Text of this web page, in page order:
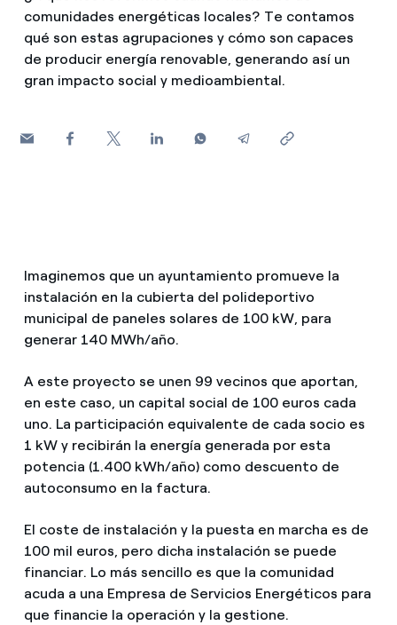
¿Cómo ver mis facturas de Endesa?
¿Cómo cambiar el titular del contrato?
¿Has recibido una oferta para cambiar de
Ofertas para autónomos y Pymes
Climatización
Estafas telefónicas
comunidades energéticas locales? Te contamos
qué son estas agrupaciones y cómo son capaces
de producir energía renovable, generando así un
gran impacto social y medioambiental.
Imaginemos que un ayuntamiento promueve la
instalación en la cubierta del polideportivo
municipal de paneles solares de 100 kW, para
generar 140 MWh/año.
A este proyecto se unen 99 vecinos que aportan,
en este caso, un capital social de 100 euros cada
uno. La participación equivalente de cada socio es
1 kW y recibirán la energía generada por esta
potencia (1.400 kWh/año) como descuento de
autoconsumo en la factura.
El coste de instalación y la puesta en marcha es de
100 mil euros, pero dicha instalación se puede
financiar. Lo más sencillo es que la comunidad
acuda a una Empresa de Servicios Energéticos para
que financie la operación y la gestione.